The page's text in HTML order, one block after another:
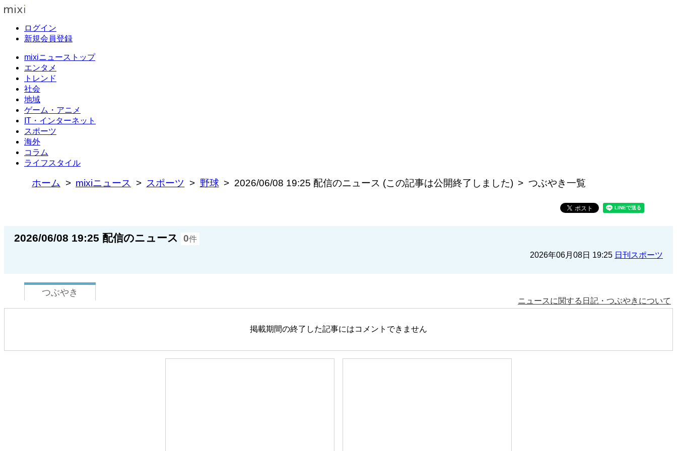
ログイン
新規会員登録
mixiニューストップ
エンタメ
トレンド
社会
地域
ゲーム・アニメ
IT・インターネット
スポーツ
海外
コラム
ライフスタイル
ホーム mixiニュース スポーツ 野球 2026/06/08 19:25 配信のニュース (この記事は公開終了しました) つぶやき一覧
2026/06/08 19:25 配信のニュース 0件
2026年06月08日 19:25 日刊スポーツ
つぶやき
ニュースに関する日記・つぶやきについて
掲載期間の終了した記事にはコメントできません